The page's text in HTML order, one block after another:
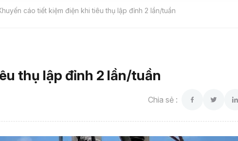
cáo tiết kiệm điện khi tiêu thụ lập đỉnh 2 lần/tuần
thụ lập đỉnh 2 lần/tuần
Chia sẻ :